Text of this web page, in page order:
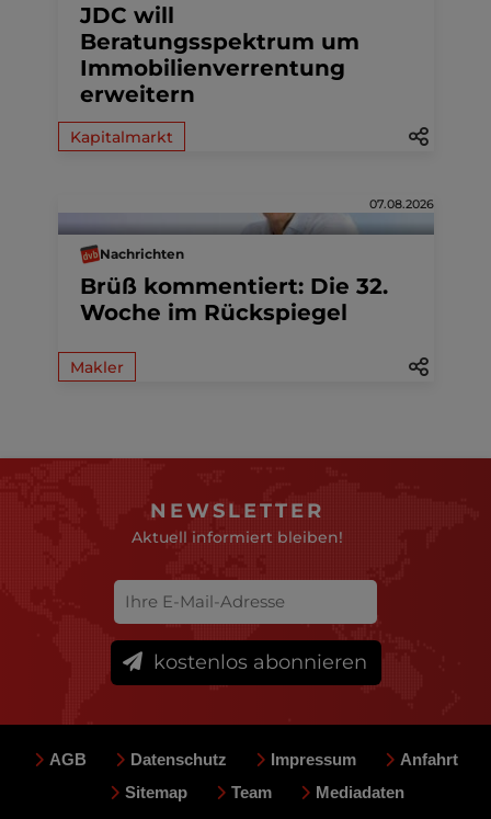
JDC will
Beratungsspektrum um
Immobilienverrentung
erweitern
Kapitalmarkt
07.08.2026
Nachrichten
Brüß kommentiert: Die 32.
Woche im Rückspiegel
Makler
NEWSLETTER
Aktuell informiert bleiben!
kostenlos abonnieren
AGB Datenschutz Impressum
Anfahrt
Sitemap
Team Mediadaten